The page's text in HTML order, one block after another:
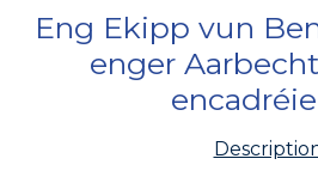
Eng Ekipp vun
enger